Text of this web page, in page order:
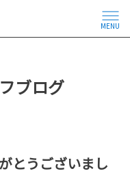
MENU
ブログ
とうございまし